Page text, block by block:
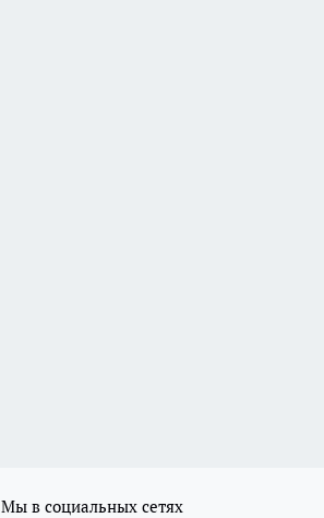
Мы в социальных сетях